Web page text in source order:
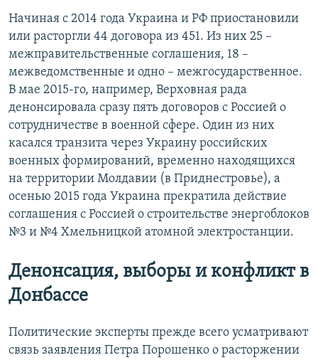
Начиная с 2014 года Украина и РФ приостановили
или расторгли 44 договора из 451. Из них 25 –
межправительственные соглашения, 18 –
межведомственные и одно – межгосударственное.
В мае 2015-го, например, Верховная рада
денонсировала сразу пять договоров с Россией о
сотрудничестве в военной сфере. Один из них
касался транзита через Украину российских
военных формирований, временно находящихся
на территории Молдавии (в Приднестровье), а
осенью 2015 года Украина прекратила действие
соглашения с Россией о строительстве энергоблоков
№3 и №4 Хмельницкой атомной электростанции.
Денонсация, выборы и конфликт в
Донбассе
Политические эксперты прежде всего усматривают
связь заявления Петра Порошенко о расторжении